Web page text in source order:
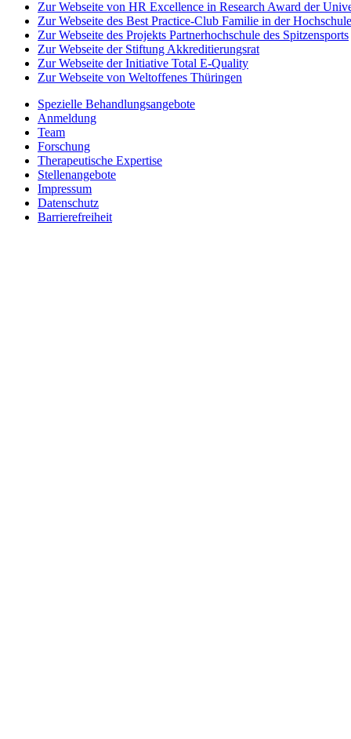
Zur Webseite von HR Excellence in Research Award der
Zur Webseite des Best Practice-Club Familie in der Hochschule
Zur Webseite des Projekts Partnerhochschule des Spitzensports
Zur Webseite der Stiftung Akkreditierungsrat
Zur Webseite der Initiative Total E-Quality
Zur Webseite von Weltoffenes Thüringen
Spezielle Behandlungsangebote
Anmeldung
Team
Forschung
Therapeutische Expertise
Stellenangebote
Impressum
Datenschutz
Barrierefreiheit